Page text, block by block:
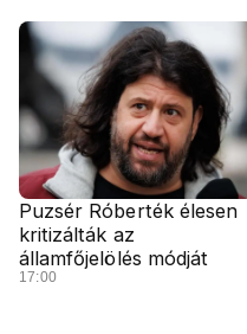
Puzsér Róberték élesen
kritizálták az
államfőjelölés módját
17:00